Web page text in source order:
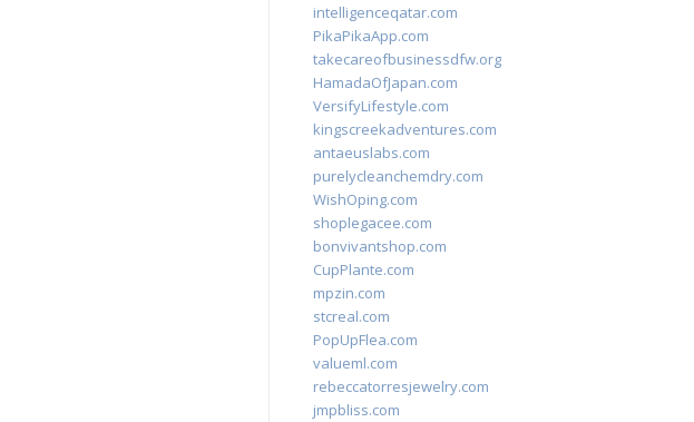
intelligenceqatar.com
PikaPikaApp.com
takecareofbusinessdfw.org
HamadaOfJapan.com
VersifyLifestyle.com
kingscreekadventures.com
antaeuslabs.com
purelycleanchemdry.com
WishOping.com
shoplegacee.com
bonvivantshop.com
CupPlante.com
mpzin.com
stcreal.com
PopUpFlea.com
valueml.com
rebeccatorresjewelry.com
jmpbliss.com